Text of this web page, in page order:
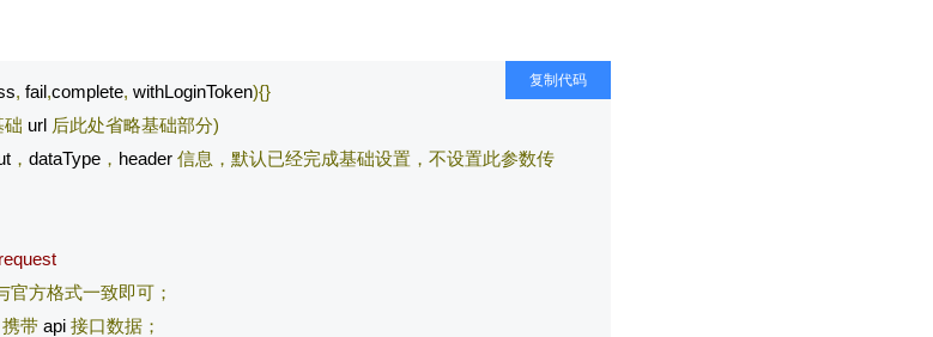
, fail,complete, withLoginToken){}
础 url 后此处省略基础部分)
， dataType， header 信息，默认已经完成基础设置，不设置此参数传
方格式一致即可；
带 api 接口数据；
复制代码